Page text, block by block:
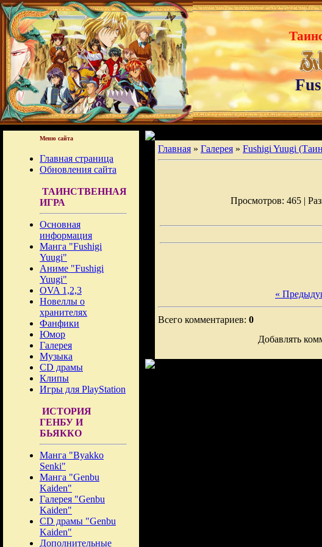
Меню сайта
Главная страница
Обновления сайта
ТАИНСТВЕННАЯ
ИГРА
Основная
информация
Манга "Fushigi
Yuugi"
Аниме "Fushigi
Yuugi"
OVA 1,2,3
Новеллы о
хранителях
Фанфики
Юмор
Галерея
Музыка
CD драмы
Клипы
Игры для PlayStation
ИСТОРИЯ
ГЕНБУ И
БЬЯККО
Манга "Byakko
Senki"
Манга "Genbu
Kaiden"
Галерея "Genbu
Kaiden"
CD драмы "Genbu
Kaiden"
Дополнительные
Главная » Галерея » Fushigi Yuugi
Просмотров: 465 |
«
Всего комментариев: 0
Добавлять